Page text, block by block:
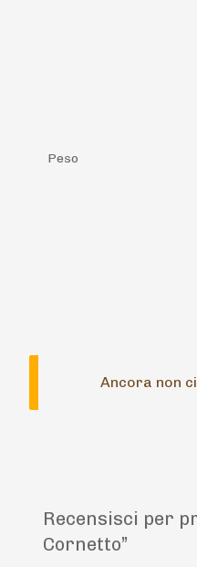
Peso
Ancora non
Recensisci per
Cornetto”